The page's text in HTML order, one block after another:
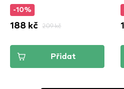
-10%
188 kč 209 kč
Přidat